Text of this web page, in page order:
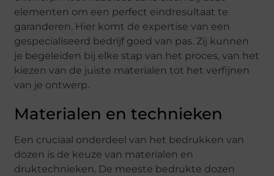
elementen om een perfect eindresultaat te
garanderen. Hier komt de expertise van een
gespecialiseerd bedrijf goed van pas. Zij kunnen
je begeleiden bij elke stap van het proces, van het
kiezen van de juiste materialen tot het verfijnen
van je ontwerp.
Materialen en technieken
Een cruciaal onderdeel van het bedrukken van
dozen is de keuze van materialen en
druktechnieken. De meeste bedrukte dozen